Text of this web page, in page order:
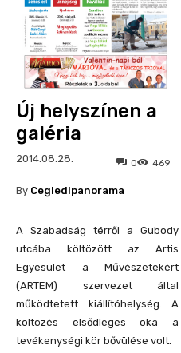
Új helyszínen a
galéria
2014.08.28. 469
0
By Cegledipanorama
A Szabadság térről a Gubody
utcába költözött az Artis
Egyesület a Művészetekért
(ARTEM) szervezet által
működtetett kiállítóhelység. A
költözés elsődleges oka a
tevékenységi kör bővülése volt.